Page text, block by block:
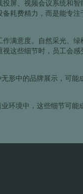
屏、视频会议系统和
耗费精力，而是能专
满意度。自然采光、
这些细节时，员工会
形中的品牌展示，可能
环境中，这些细节可能